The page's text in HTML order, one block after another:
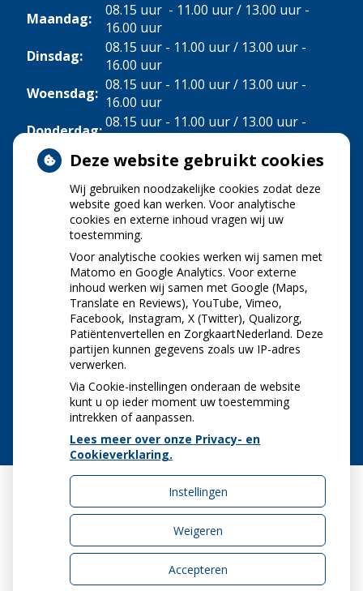
Maandag:
08.15 uur - 11.00 uur / 13.00 uur -
16.00 uur
Dinsdag:
08.15 uur - 11.00 uur / 13.00 uur -
16.00 uur
Woensdag: 08.15 uur - 11.00 uur / 13.00 uur -
16.00 uur
Donderdag:08.15 uur - 11.00 uur / 13.00 uur -
Vrijdag:
08.15 uur - 11.00 uur
NIEUWS
Let op: valse Infomedics-mails over
openstaande rekening
Tanden bleken? Laat het veilig doen!
Gezond tandvlees: de basis voor een gezonde
mond
Naar de tandarts in het buitenland? Wees op je
hoede!
(Mond)zorgkosten gemaakt in 2025? Check of
die aftrekbaar zijn
Uw Zorg Online|Beheer
Privacy verklaring Cookie-instellingen Voorwaarden
Deze website gebruikt cookies
Wij gebruiken noodzakelijke cookies zodat deze
website goed kan werken. Voor analytische
cookies en externe inhoud vragen wij uw
toestemming.
Voor analytische cookies werken wij samen met
Matomo en Google Analytics. Voor externe
inhoud werken wij samen met Google (Maps,
Translate en Reviews), YouTube, Vimeo,
Facebook, Instagram, X (Twitter), Qualizorg,
Patiëntenvertellen en ZorgkaartNederland. Deze
partijen kunnen gegevens zoals uw IP-adres
verwerken.
Via Cookie-instellingen onderaan de website
kunt u op ieder moment uw toestemming
intrekken of aanpassen.
Lees meer over onze Privacy- en
Cookieverklaring.
Instellingen
Weigeren
Accepteren